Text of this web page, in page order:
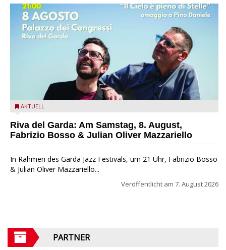
Fabrizio Bosso & Julian Oliver Mazzariello zu Gast beim Garda
AKTUELL
Riva del Garda: Am Samstag, 8. August,
Fabrizio Bosso & Julian Oliver Mazzariello
In Rahmen des Garda Jazz Festivals, um 21 Uhr, Fabrizio Bosso
& Julian Oliver Mazzariello...
Veröffentlicht am 7. August 2026
PARTNER